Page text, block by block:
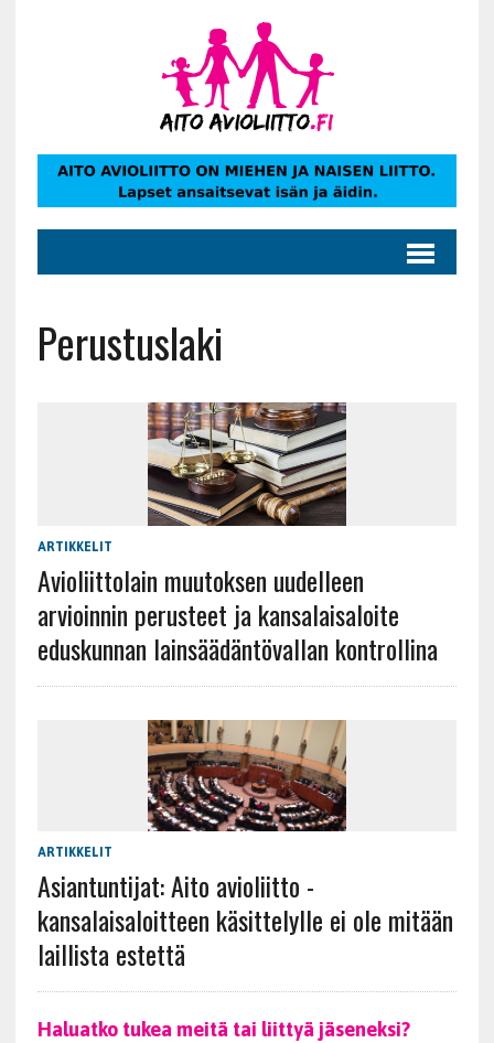
Perustuslaki
ARTIKKELIT
Avioliittolain muutoksen uudelleen
arvioinnin perusteet ja kansalaisaloite
eduskunnan lainsäädäntövallan kontrollina
ARTIKKELIT
Asiantuntijat: Aito avioliitto -
kansalaisaloitteen käsittelylle ei ole mitään
laillista estettä
Haluatko tukea meitä tai liittyä jäseneksi?